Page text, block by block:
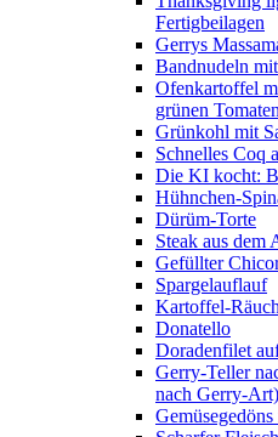
Fertigbeilagen
Gerrys
Bandnudeln
Ofenkartoffel
grünen Tomaten
Grünkohl mit
Schnelles Coq
Die KI kocht:
Hühnchen-
Dürüm-Torte
Steak aus dem
Gefüllter
Spargelauflauf
Kartoffel-
Donatello
Doradenfilet
Gerry-Teller
nach Gerry-Art)